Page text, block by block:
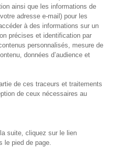
Bizet
d'Ascq
nous !
médicaments depuis le 17 avril 2013
réservés
de Vente